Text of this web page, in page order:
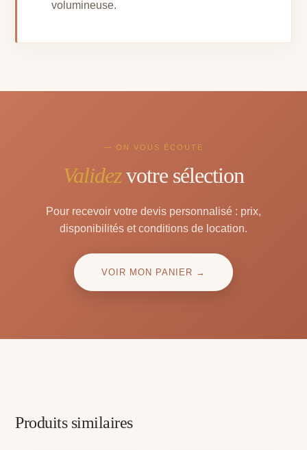
volumineuse.
— ON VOUS ÉCOUTE
Validezvotre sélection
Pour recevoir votre devis personnalisé : prix,
disponibilités et conditions de location.
VOIR MON PANIER →
Produits similaires